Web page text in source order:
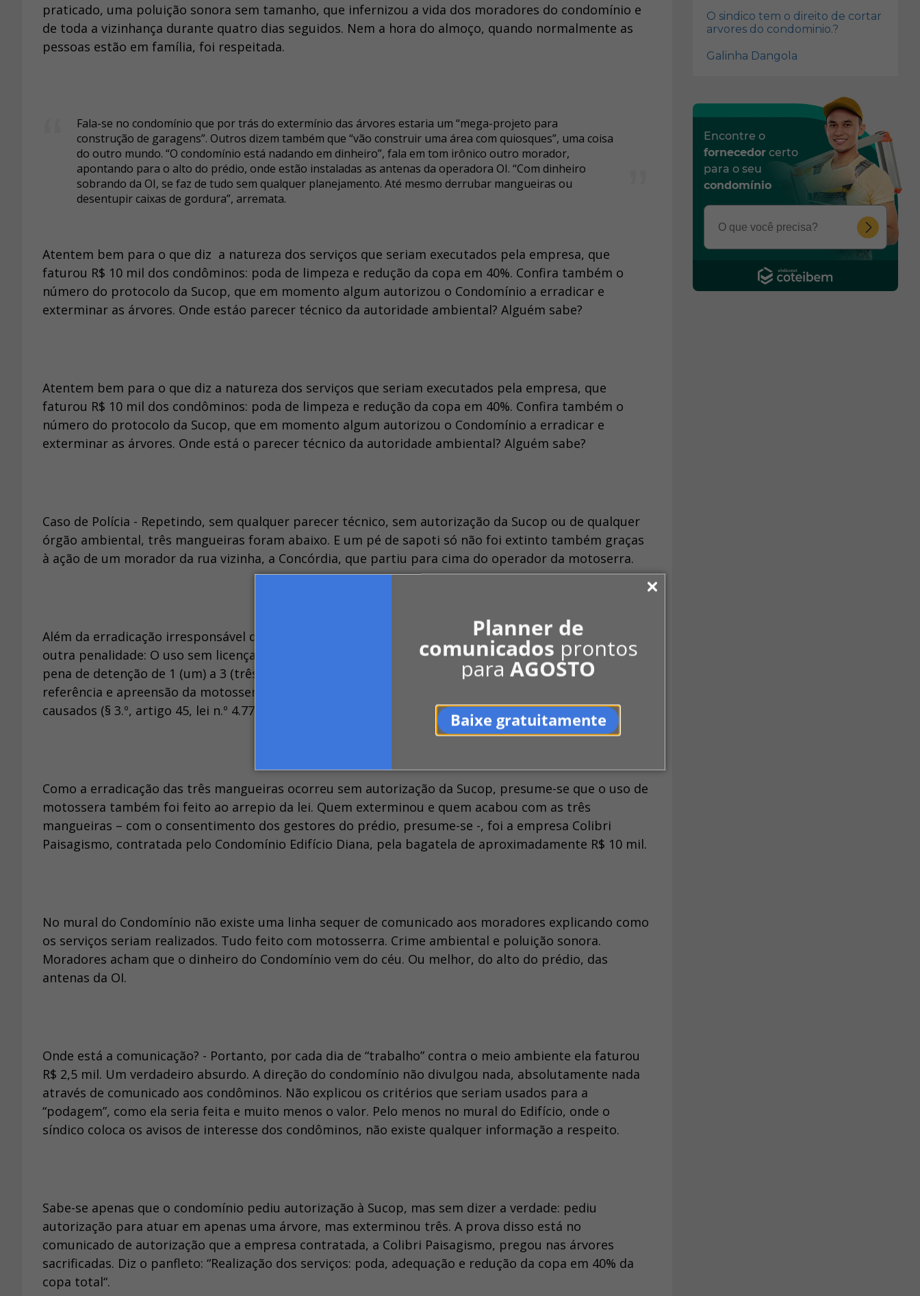
Planner de
comunicados prontos
paraAGOSTO
Baixe gratuitamente
praticado, uma poluição sonora sem tamanho, que infernizou a vida dos moradores do condomínio e
de toda a vizinhança durante quatro dias seguidos. Nem a hora do almoço, quando normalmente as
pessoas estão em família, foi respeitada.
Fala-se no condomínio que por trás do extermínio das árvores estaria um “mega-projeto para
construção de garagens”. Outros dizem também que “vão construir uma área com quiosques”, uma coisa
do outro mundo. “O condomínio está nadando em dinheiro”, fala em tom irônico outro morador,
apontando para o alto do prédio, onde estão instaladas as antenas da operadora OI. “Com dinheiro
sobrando da OI, se faz de tudo sem qualquer planejamento. Até mesmo derrubar mangueiras ou
desentupir caixas de gordura”, arremata.
Atentem bem para o que diz a natureza dos serviços que seriam executados pela empresa, que
faturou R$ 10 mil dos condôminos: poda de limpeza e redução da copa em 40%. Confira também o
número do protocolo da Sucop, que em momento algum autorizou o Condomínio a erradicar e
exterminar as árvores. Onde estáo parecer técnico da autoridade ambiental? Alguém sabe?
Atentem bem para o que diz a natureza dos serviços que seriam executados pela empresa, que
faturou R$ 10 mil dos condôminos: poda de limpeza e redução da copa em 40%. Confira também o
número do protocolo da Sucop, que em momento algum autorizou o Condomínio a erradicar e
exterminar as árvores. Onde está o parecer técnico da autoridade ambiental? Alguém sabe?
Caso de Polícia - Repetindo, sem qualquer parecer técnico, sem autorização da Sucop ou de qualquer
órgão ambiental, três mangueiras foram abaixo. E um pé de sapoti só não foi extinto também graças
à ação de um morador da rua vizinha, a Concórdia, que partiu para cima do operador da motoserra.
Além da erradicação irresponsável das mangueiras, a administração do Edifício Diana está sujeita a
outra penalidade: O uso sem licença de motossera constitui crime contra o meio ambiente, sujeito à
pena de detenção de 1 (um) a 3 (três) meses e multa de 1 (um) a 10 (dez) salários mínimos de
referência e apreensão da motosserra, sem prejuízo da responsabilidade pela reparação dos danos
causados (§ 3.º, artigo 45, lei n.º 4.771/65).
Como a erradicação das três mangueiras ocorreu sem autorização da Sucop, presume-se que o uso de
motossera também foi feito ao arrepio da lei. Quem exterminou e quem acabou com as três
mangueiras – com o consentimento dos gestores do prédio, presume-se -, foi a empresa Colibri
Paisagismo, contratada pelo Condomínio Edifício Diana, pela bagatela de aproximadamente R$ 10 mil.
No mural do Condomínio não existe uma linha sequer de comunicado aos moradores explicando como
os serviços seriam realizados. Tudo feito com motosserra. Crime ambiental e poluição sonora.
Moradores acham que o dinheiro do Condomínio vem do céu. Ou melhor, do alto do prédio, das
antenas da OI.
Onde está a comunicação? - Portanto, por cada dia de “trabalho” contra o meio ambiente ela faturou
R$ 2,5 mil. Um verdadeiro absurdo. A direção do condomínio não divulgou nada, absolutamente nada
através de comunicado aos condôminos. Não explicou os critérios que seriam usados para a
“podagem”, como ela seria feita e muito menos o valor. Pelo menos no mural do Edifício, onde o
síndico coloca os avisos de interesse dos condôminos, não existe qualquer informação a respeito.
Sabe-se apenas que o condomínio pediu autorização à Sucop, mas sem dizer a verdade: pediu
autorização para atuar em apenas uma árvore, mas exterminou três. A prova disso está no
comunicado de autorização que a empresa contratada, a Colibri Paisagismo, pregou nas árvores
sacrificadas. Diz o panfleto: “Realização dos serviços: poda, adequação e redução da copa em 40% da
copa total“.
O sindico tem o direito de cortar
arvores do condominio.?
Galinha Dangola
Encontre o
fornecedor certo
para o seu
condomínio